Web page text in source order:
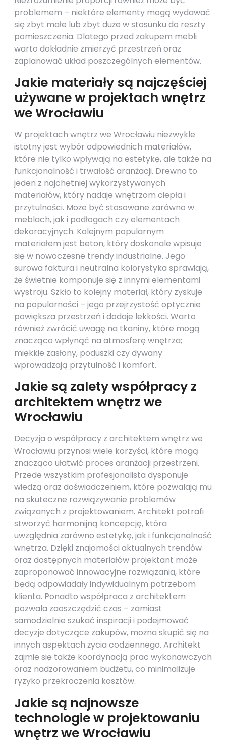
problemem – niektóre elementy mogą wydawać
się zbyt małe lub zbyt duże w stosunku do reszty
pomieszczenia. Dlatego przed zakupem mebli
warto dokładnie zmierzyć przestrzeń oraz
zaplanować układ poszczególnych elementów.
Jakie materiały są najczęściej
używane w projektach wnętrz
we Wrocławiu
W projektach wnętrz we Wrocławiu niezwykle
istotny jest wybór odpowiednich materiałów,
które nie tylko wpływają na estetykę, ale także na
funkcjonalność i trwałość aranżacji. Drewno to
jeden z najchętniej wykorzystywanych
materiałów, który nadaje wnętrzom ciepła i
przytulności. Może być stosowane zarówno w
meblach, jak i podłogach czy elementach
dekoracyjnych. Kolejnym popularnym
materiałem jest beton, który doskonale wpisuje
się w nowoczesne trendy industrialne. Jego
surowa faktura i neutralna kolorystyka sprawiają,
że świetnie komponuje się z innymi elementami
wystroju. Szkło to kolejny materiał, który zyskuje
na popularności – jego przejrzystość optycznie
powiększa przestrzeń i dodaje lekkości. Warto
również zwrócić uwagę na tkaniny, które mogą
znacząco wpłynąć na atmosferę wnętrza;
miękkie zasłony, poduszki czy dywany
wprowadzają przytulność i komfort.
Jakie są zalety współpracy z
architektem wnętrz we
Wrocławiu
Decyzja o współpracy z architektem wnętrz we
Wrocławiu przynosi wiele korzyści, które mogą
znacząco ułatwić proces aranżacji przestrzeni.
Przede wszystkim profesjonalista dysponuje
wiedzą oraz doświadczeniem, które pozwalają mu
na skuteczne rozwiązywanie problemów
związanych z projektowaniem. Architekt potrafi
stworzyć harmonijną koncepcję, która
uwzględnia zarówno estetykę, jak i funkcjonalność
wnętrza. Dzięki znajomości aktualnych trendów
oraz dostępnych materiałów projektant może
zaproponować innowacyjne rozwiązania, które
będą odpowiadały indywidualnym potrzebom
klienta. Ponadto współpraca z architektem
pozwala zaoszczędzić czas – zamiast
samodzielnie szukać inspiracji i podejmować
decyzje dotyczące zakupów, można skupić się na
innych aspektach życia codziennego. Architekt
zajmie się także koordynacją prac wykonawczych
oraz nadzorowaniem budżetu, co minimalizuje
ryzyko przekroczenia kosztów.
Jakie są najnowsze
technologie w projektowaniu
wnętrz we Wrocławiu